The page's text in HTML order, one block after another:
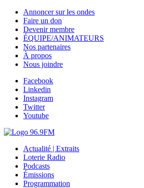
Annoncer sur les ondes
Faire un don
Devenir membre
ÉQUIPE/ANIMATEURS
Nos partenaires
À propos
Nous joindre
Facebook
Linkedin
Instagram
Twitter
Youtube
Actualité | Extraits
Loterie Radio
Podcasts
Émissions
Programmation